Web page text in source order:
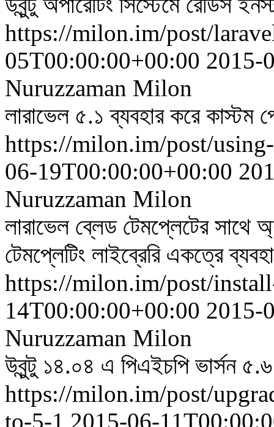
https://milon.im/post/
05T00:00:00+00:00 2015-
Nuruzzaman Milon
লারাভেল ৫.১ ব্যবহার করে কাস্টম
https://milon.im/post/
06-19T00:00:00+00:00
Nuruzzaman Milon
লারাভেল ব্লেড টেমপ্লেটের সাথে
টেমপ্লেটিং লাইব্রেরি একত্রে
https://milon.im/post/
14T00:00:00+00:00 2015-
Nuruzzaman Milon
উবুন্টু ১৪.০৪ এ পিএইচপি ভার্সন
https://milon.im/post/
to-5-1 2015-06-